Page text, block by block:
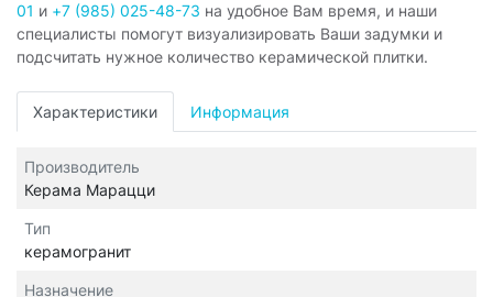
01 и +7 (985) 025-48-73 на удобное Вам время, и наши
специалисты помогут визуализировать Ваши задумки и
подсчитать нужное количество керамической плитки.
Характеристики Информация
Производитель
Керама Марацци
Тип
керамогранит
Назначение